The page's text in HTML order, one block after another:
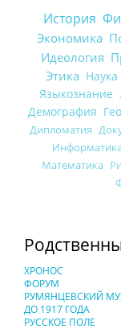
История
Экономика
Идеология
Этика Наука
Языкознание
Демография
Дипломатия
Математика
ХРОНОС
ФОРУМ
РУМЯНЦЕВСКИЙ
ДО 1917 ГОДА
РУССКОЕ ПОЛЕ